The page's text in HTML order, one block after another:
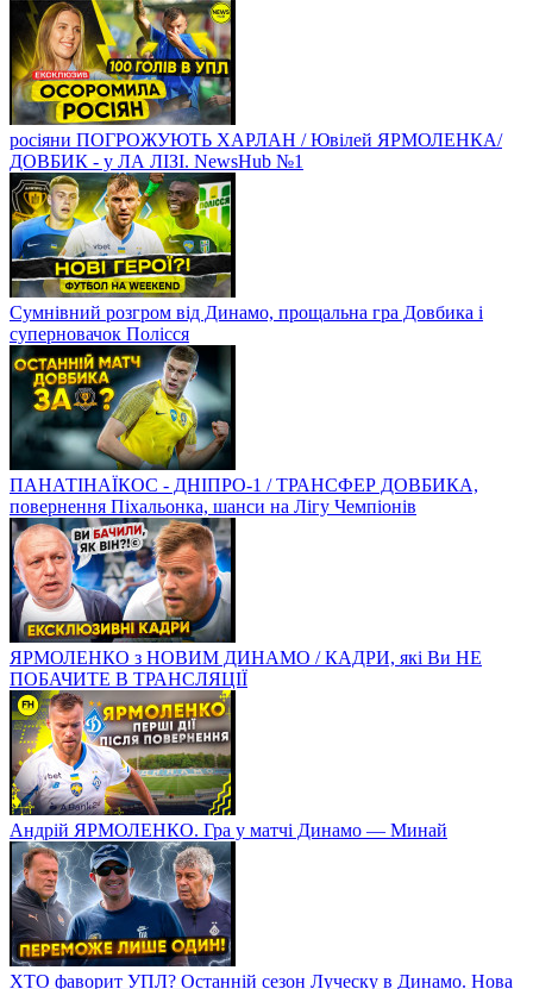
росіяни ПОГРОЖУЮТЬ ХАРЛАН / Ювілей ЯРМОЛЕНКА/
ДОВБИК - у ЛА ЛІЗІ. NewsHub №1
Сумнівний розгром від Динамо, прощальна гра Довбика і
суперновачок Полісся
ПАНАТІНАЇКОС - ДНІПРО-1 / ТРАНСФЕР ДОВБИКА,
повернення Піхальонка, шанси на Лігу Чемпіонів
ЯРМОЛЕНКО з НОВИМ ДИНАМО / КАДРИ, які Ви НЕ
ПОБАЧИТЕ В ТРАНСЛЯЦІЇ
Андрій ЯРМОЛЕНКО. Гра у матчі Динамо — Минай
ХТО фаворит УПЛ? Останній сезон Луческу в Динамо. Нова